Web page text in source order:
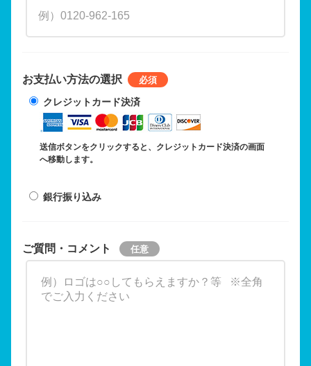
お支払い方法の選択
クレジットカード決済
送信ボタンをクリックすると、クレジットカード決済の画面
へ移動します。
銀行振り込み
ご質問・コメント